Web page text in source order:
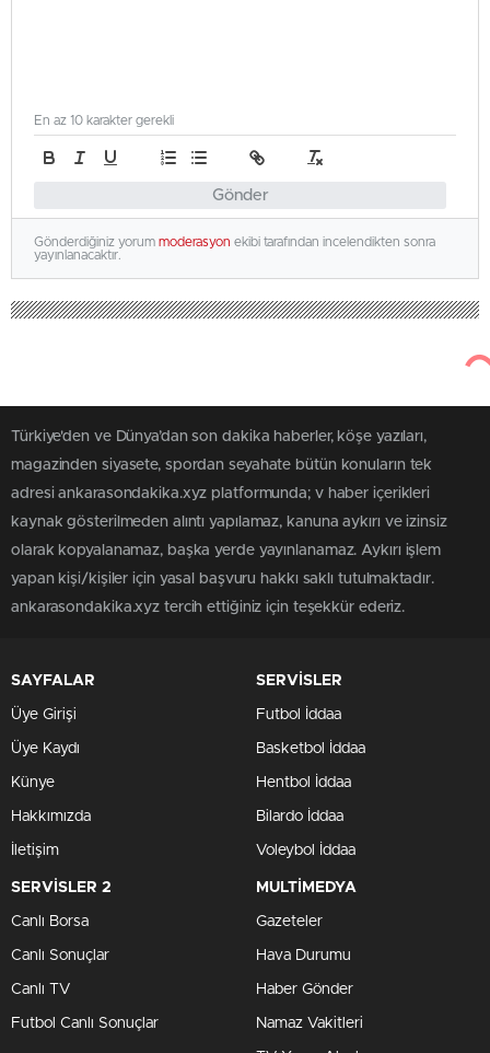
Gönder
En az 10 karakter gerekli
Gönderdiğiniz yorum moderasyon ekibi tarafından incelendikten sonra
yayınlanacaktır.
Türkiye'den ve Dünya’dan son dakika haberler, köşe yazıları,
magazinden siyasete, spordan seyahate bütün konuların tek
adresi ankarasondakika.xyz platformunda; v haber içerikleri
kaynak gösterilmeden alıntı yapılamaz, kanuna aykırı ve izinsiz
olarak kopyalanamaz, başka yerde yayınlanamaz. Aykırı işlem
yapan kişi/kişiler için yasal başvuru hakkı saklı tutulmaktadır.
ankarasondakika.xyz tercih ettiğiniz için teşekkür ederiz.
SAYFALAR
Üye Girişi
Üye Kaydı
Künye
Hakkımızda
İletişim
SERVİSLER
Futbol İddaa
Basketbol İddaa
Hentbol İddaa
Bilardo İddaa
Voleybol İddaa
SERVİSLER 2
Canlı Borsa
Canlı Sonuçlar
Canlı TV
Futbol Canlı Sonuçlar
MULTİMEDYA
Gazeteler
Hava Durumu
Haber Gönder
Namaz Vakitleri